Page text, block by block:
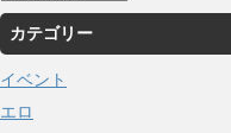
ー
カ
イ
ブ
カテゴリー
イベント
エロ